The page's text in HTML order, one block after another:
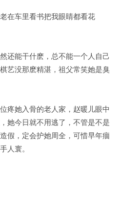
在车里看书把我眼睛都看花
还能干什麽，总不能一个人自己
艺没那麽精湛，祖父常笑她是臭
疼她入骨的老人家，赵暖儿眼中
她今日就不用逃了，不管是不是
假，定会护她周全，可惜早年痼
人寰。